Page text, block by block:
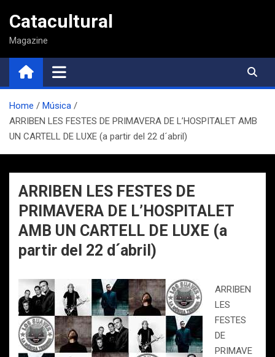
contenido
Catacultural
Magazine
Home
Música
ARRIBEN LES FESTES DE PRIMAVERA DE L’HOSPITALET AMB
UN CARTELL DE LUXE (a partir del 22 d´abril)
ARRIBEN LES FESTES DE
PRIMAVERA DE L’HOSPITALET
AMB UN CARTELL DE LUXE (a
partir del 22 d´abril)
ARRIBEN
LES
FESTES
DE
PRIMAVE